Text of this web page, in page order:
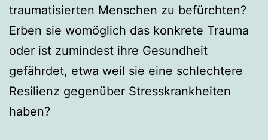
traumatisierten Menschen zu befürchten?
Erben sie womöglich das konkrete Trauma
oder ist zumindest ihre Gesundheit
gefährdet, etwa weil sie eine schlechtere
Resilienz gegenüber Stresskrankheiten
haben?